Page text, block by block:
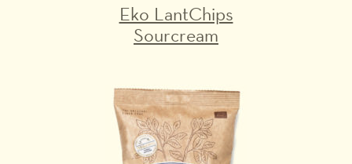
Eko LantChips
Sourcream